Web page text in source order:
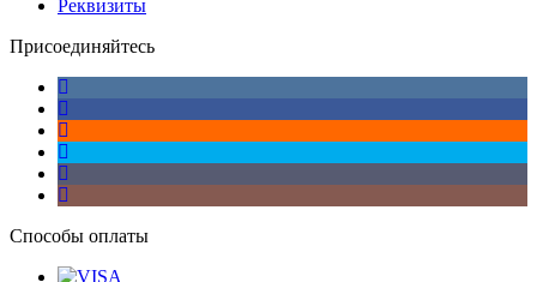
Реквизиты
Присоединяйтесь
Способы оплаты